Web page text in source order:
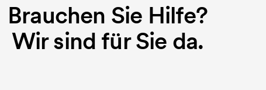
Brauchen Sie Hilfe?
Wir sind für Sie da.